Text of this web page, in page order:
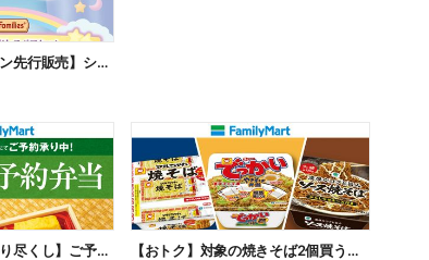
【ファミマオンライン先行販売】シルバニアファミリー
【旨さ格別、こだわり尽くし】ご予約弁当 【おトク】対象の焼きそば2個買うと100円引き!